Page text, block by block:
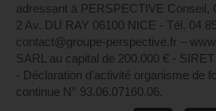
adressant à PERSPECTIVE Conseil,
2 Av. DU RAY 06100 NICE - Tél. 04
contact@groupe-perspective.fr –
SARL au capital de 200.000 € -
- Déclaration d’activité organisme de
continue N° 93.06.07160.06.